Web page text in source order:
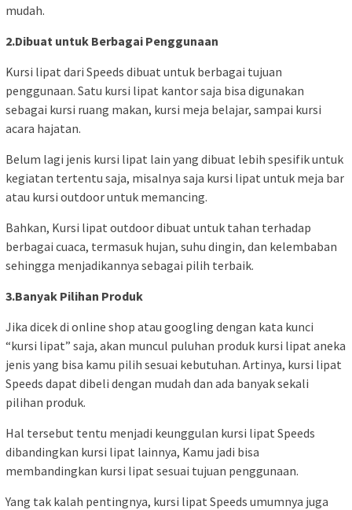
mudah.
2.Dibuat untuk Berbagai Penggunaan
Kursi lipat dari Speeds dibuat untuk berbagai tujuan
penggunaan. Satu kursi lipat kantor saja bisa digunakan
sebagai kursi ruang makan, kursi meja belajar, sampai kursi
acara hajatan.
Belum lagi jenis kursi lipat lain yang dibuat lebih spesifik untuk
kegiatan tertentu saja, misalnya saja kursi lipat untuk meja bar
atau kursi outdoor untuk memancing.
Bahkan, Kursi lipat outdoor dibuat untuk tahan terhadap
berbagai cuaca, termasuk hujan, suhu dingin, dan kelembaban
sehingga menjadikannya sebagai pilih terbaik.
3.Banyak Pilihan Produk
Jika dicek di online shop atau googling dengan kata kunci
“kursi lipat” saja, akan muncul puluhan produk kursi lipat aneka
jenis yang bisa kamu pilih sesuai kebutuhan. Artinya, kursi lipat
Speeds dapat dibeli dengan mudah dan ada banyak sekali
pilihan produk.
Hal tersebut tentu menjadi keunggulan kursi lipat Speeds
dibandingkan kursi lipat lainnya, Kamu jadi bisa
membandingkan kursi lipat sesuai tujuan penggunaan.
Yang tak kalah pentingnya, kursi lipat Speeds umumnya juga